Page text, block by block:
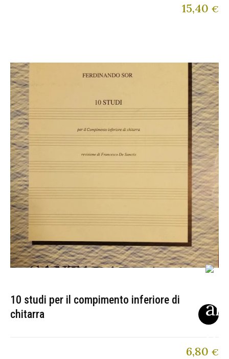
15,40 €
10 studi per il compimento inferiore di
chitarra
6,80 €